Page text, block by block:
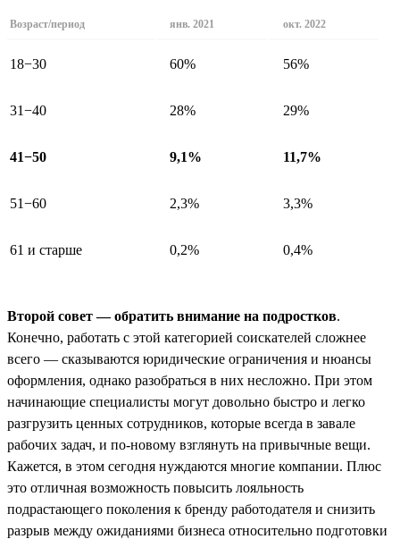
Возраст/период янв. 2021 окт. 2022
18−30 60% 56%
31−40 28% 29%
41−50 9,1% 11,7%
51−60 2,3% 3,3%
61 и старше 0,2% 0,4%
Второй совет — обратить внимание на подростков.
Конечно, работать с этой категорией соискателей сложнее
всего — сказываются юридические ограничения и нюансы
оформления, однако разобраться в них несложно. При этом
начинающие специалисты могут довольно быстро и легко
разгрузить ценных сотрудников, которые всегда в завале
рабочих задач, и по-новому взглянуть на привычные вещи.
Кажется, в этом сегодня нуждаются многие компании. Плюс
это отличная возможность повысить лояльность
подрастающего поколения к бренду работодателя и снизить
разрыв между ожиданиями бизнеса относительно подготовки